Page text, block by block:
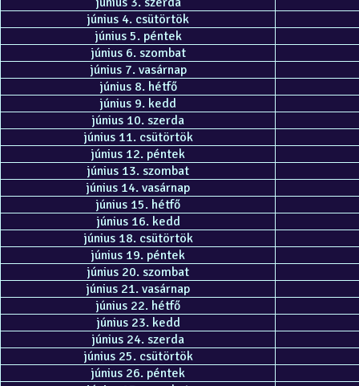
június 4. csütörtök
június 5. péntek
június 6. szombat
június 7. vasárnap
június 8. hétfő
június 9. kedd
június 10. szerda
június 11. csütörtök
június 12. péntek
június 13. szombat
június 14. vasárnap
június 15. hétfő
június 16. kedd
június 18. csütörtök
június 19. péntek
június 20. szombat
június 21. vasárnap
június 22. hétfő
június 23. kedd
június 24. szerda
június 25. csütörtök
június 26. péntek